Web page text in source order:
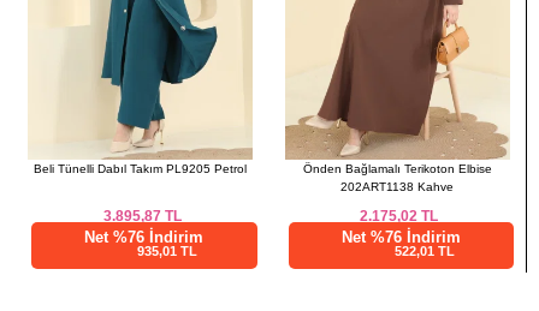
44
46
48
98
Beli Tünelli Dabıl Takım PL9205 Petrol
3.895,87TL
Net %76 İndirim
935,01 TL
Önden Bağlamalı Terikoton Elbise
202ART1138 Kahve
2.175,02 TL
Net %76 İndirim
522,01 TL